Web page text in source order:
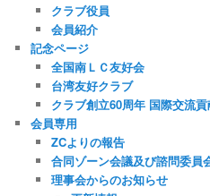
クラブ役員
会員紹介
記念ページ
全国南ＬＣ友好会
台湾友好クラブ
クラブ創立60周年 国際交流
会員専用
ZCよりの報告
合同ゾーン会議及び諮問委員
理事会からのお知らせ